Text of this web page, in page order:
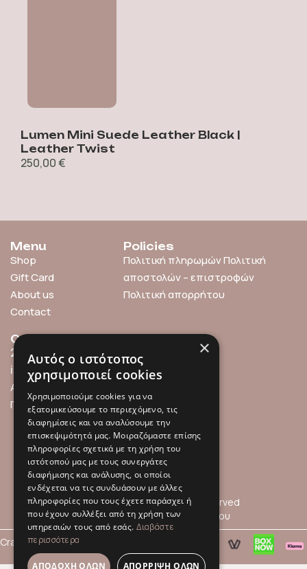
Lumen Mini Suede Leather Black |
Leather Twist
250,00€
Menu
Shop
Gift Card
About us
Contact
Policies
Πολιτική πληρωμώνΠολιτική
αποστολών – επιστροφών
Πολιτική απορρήτου
Contact info
211 0101119
info@millefleurs.gr
Αγίου Αλεξάνδρου 69,
Παλαιό Φάληρο
Find us online
© 2026 Millefleurs | All rights reserved
Όροι Χρήσης Πολιτική Απορρήτου
Crafted with
by
×
Αυτός ο ιστότοπος
χρησιμοποιεί cookies
Χρησιμοποιούμε cookies για να
εξατομικεύσουμε το περιεχόμενο, τις
διαφημίσεις και να αναλύσουμε την
επισκεψιμότητά μας. Μοιραζόμαστε επίσης
πληροφορίες σχετικά με τη χρήση του
ιστότοπού μας με τους συνεργάτες
διαφήμισης και ανάλυσης, οι οποίοι
ενδέχεται να τις συνδυάσουν με άλλες
πληροφορίες που τους έχετε παράσχει ή
που έχουν συλλέξει από τη χρήση των
υπηρεσιών τους από εσάς. Διαβάστε
περισσότερα
ΑΠΟΔΟΧΉ ΌΛΩΝ ΑΠΌΡΡΙΨΗ ΌΛΩΝ